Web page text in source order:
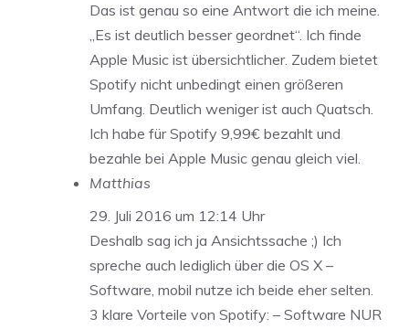
Das ist genau so eine Antwort die ich meine.
„Es ist deutlich besser geordnet“. Ich finde
Apple Music ist übersichtlicher. Zudem bietet
Spotify nicht unbedingt einen größeren
Umfang. Deutlich weniger ist auch Quatsch.
Ich habe für Spotify 9,99€ bezahlt und
bezahle bei Apple Music genau gleich viel.
Matthias
29. Juli 2016 um 12:14 Uhr
Deshalb sag ich ja Ansichtssache ;) Ich
spreche auch lediglich über die OS X –
Software, mobil nutze ich beide eher selten.
3 klare Vorteile von Spotify: – Software NUR